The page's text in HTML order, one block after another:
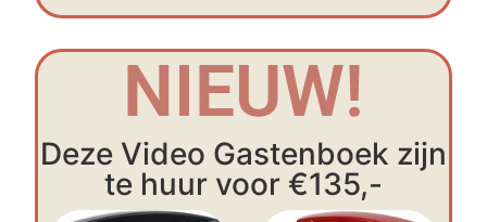
NIEUW!
Deze Video Gastenboek zijn
te huur voor €135,-